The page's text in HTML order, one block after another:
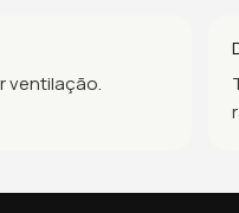
ventilação.